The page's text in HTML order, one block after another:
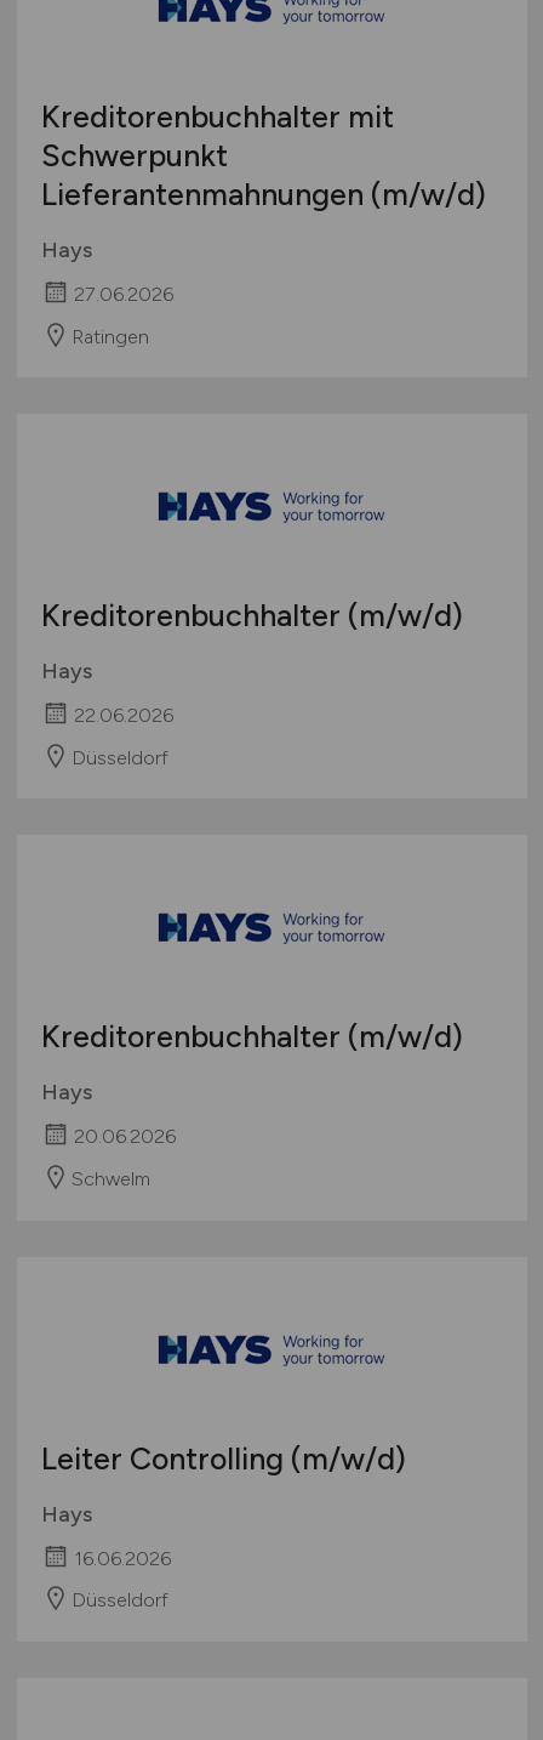
Kreditorenbuchhalter mit
Schwerpunkt
Lieferantenmahnungen (m/w/d)
Hays
27.06.2026
Ratingen
Kreditorenbuchhalter (m/w/d)
Hays
22.06.2026
Düsseldorf
Kreditorenbuchhalter (m/w/d)
Hays
20.06.2026
Schwelm
Leiter Controlling (m/w/d)
Hays
16.06.2026
Düsseldorf